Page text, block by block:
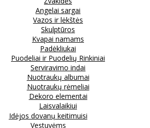
Angelai sargai
Vazos ir lėkštės
Skulptūros
Kvapai namams
Padėkliukai
Puodeliai ir Puodelių Rinkiniai
Serviravimo indai
Nuotraukų albumai
Nuotraukų rėmeliai
Dekoro elementai
Laisvalaikiui
Idėjos dovanų keitimuisi
Vestuvėms